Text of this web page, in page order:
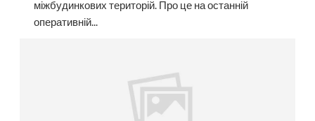
міжбудинкових територій. Про це на останній
оперативній...